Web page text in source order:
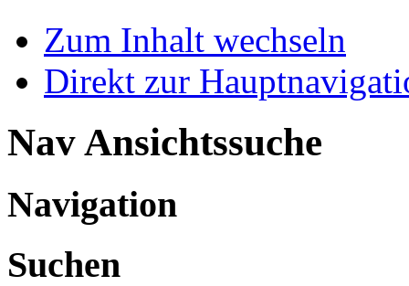
Zum Inhalt wechseln
Direkt zur
Nav Ansichtssuche
Navigation
Suchen